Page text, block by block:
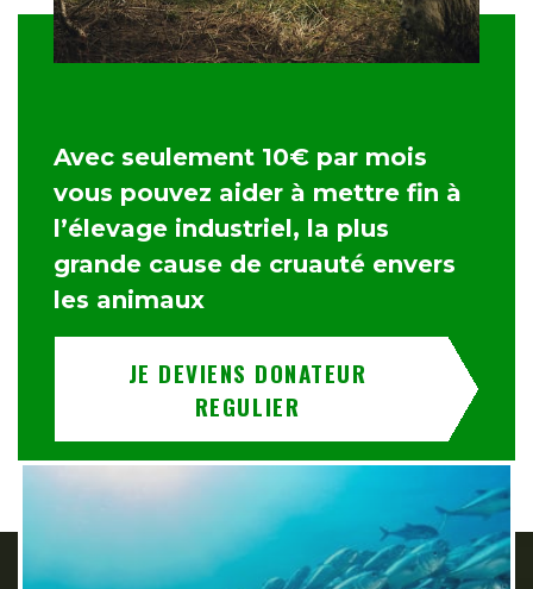
Avec seulement 10€ par mois
vous pouvez aider à mettre fin à
l’élevage industriel, la plus
grande cause de cruauté envers
les animaux
JE DEVIENS DONATEUR
REGULIER